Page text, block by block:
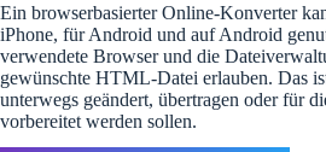
Ein browserbasierter Online-Konverter
iPhone, für Android und auf Android
verwendete Browser und die
gewünschte HTML-Datei erlauben. Das
unterwegs geändert, übertragen oder für
vorbereitet werden sollen.